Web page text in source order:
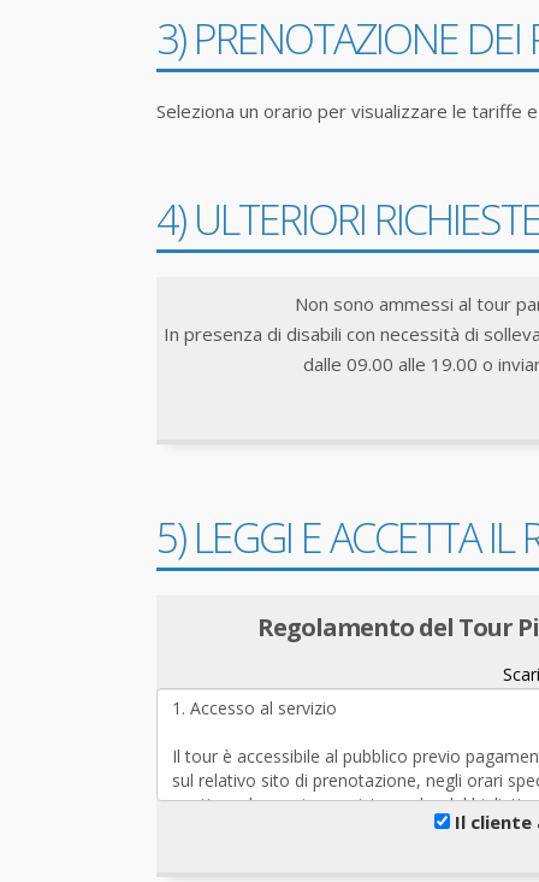
3) PRENOTAZIONE DEI
Seleziona un orario per visualizzare le tariffe
4) ULTERIORI
Non sono ammessi al tour
In presenza di disabili con necessità di
dalle 09.00 alle 19.00 o
5) LEGGI E ACCETTA
Regolamento del Tour
Il cliente